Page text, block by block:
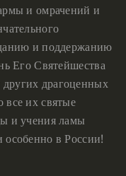
и омрачений и
и поддержанию
Его Святейшества
драгоценных
все их святые
и учения ламы
в России!